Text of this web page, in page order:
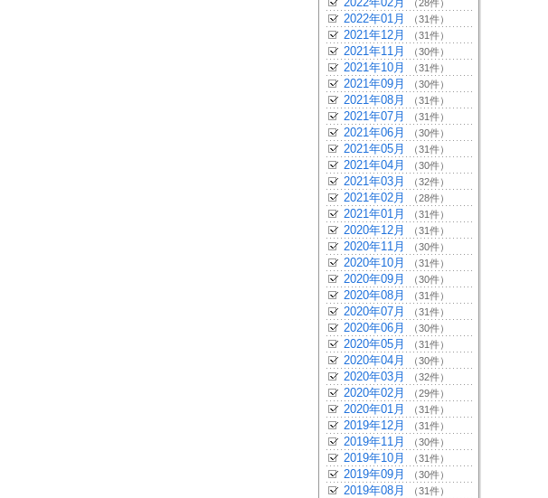
（28件）
2022年01月 （31件）
2021年12月 （31件）
2021年11月 （30件）
2021年10月 （31件）
2021年09月 （30件）
2021年08月 （31件）
2021年07月 （31件）
2021年06月 （30件）
2021年05月 （31件）
2021年04月 （30件）
2021年03月 （32件）
2021年02月 （28件）
2021年01月 （31件）
2020年12月 （31件）
2020年11月 （30件）
2020年10月 （31件）
2020年09月 （30件）
2020年08月 （31件）
2020年07月 （31件）
2020年06月 （30件）
2020年05月 （31件）
2020年04月 （30件）
2020年03月 （32件）
2020年02月 （29件）
2020年01月 （31件）
2019年12月 （31件）
2019年11月 （30件）
2019年10月 （31件）
2019年09月 （30件）
2019年08月 （31件）